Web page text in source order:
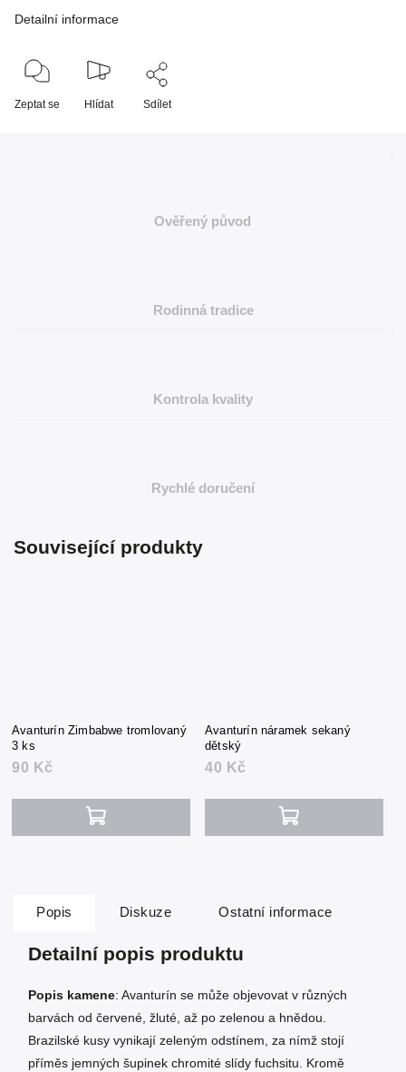
Detailní informace
Zeptat se Hlídat Sdílet
Ověřený původ
Rodinná tradice
Kontrola kvality
Rychlé doručení
Související produkty
Avanturín Zimbabwe tromlovaný
3 ks
90 Kč
Avanturín náramek sekaný
dětský
40 Kč
Popis Diskuze Ostatní informace
Detailní popis produktu
Popis kamene: Avanturín se může objevovat v různých
barvách od červené, žluté, až po zelenou a hnědou.
Brazilské kusy vynikají zeleným odstínem, za nímž stojí
příměs jemných šupinek chromité slídy fuchsitu. Kromě